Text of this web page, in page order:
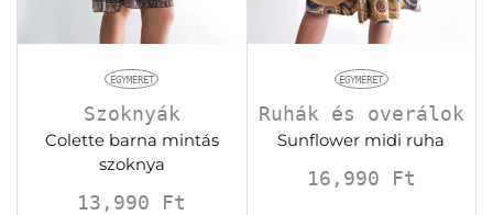
EGYMÉRET
Szoknyák
Colette barna mintás
szoknya
13,990 Ft
EGYMÉRET
Ruhák és overálok
Sunflower midi ruha
16,990 Ft